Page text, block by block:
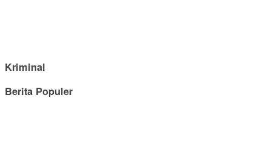
Kriminal
Berita Populer